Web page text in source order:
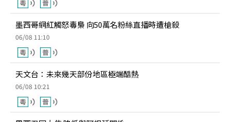
墨西哥網紅觸怒毒梟 向50萬名粉絲直播時遭槍殺
06/08 11:10
天文台：未來幾天部份地區極端酷熱
06/08 10:21